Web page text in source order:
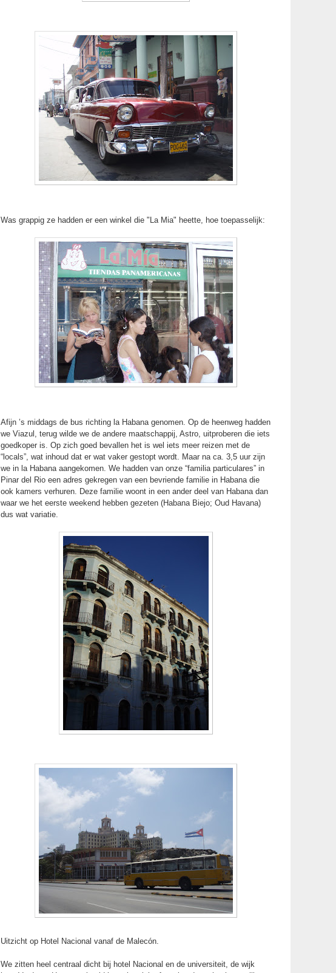
Was grappig ze hadden er een winkel die "La Mia" heette, hoe toepasselijk:
Afijn ’s middags de bus richting la Habana genomen. Op de heenweg hadden
we Viazul, terug wilde we de andere maatschappij, Astro, uitproberen die iets
goedkoper is. Op zich goed bevallen het is wel iets meer reizen met de
“locals”, wat inhoud dat er wat vaker gestopt wordt. Maar na ca. 3,5 uur zijn
we in la Habana aangekomen. We hadden van onze “familia particulares” in
Pinar del Rio een adres gekregen van een bevriende familie in Habana die
ook kamers verhuren. Deze familie woont in een ander deel van Habana dan
waar we het eerste weekend hebben gezeten (Habana Biejo; Oud Havana)
dus wat variatie.
Uitzicht op Hotel Nacional vanaf de Malecón.
We zitten heel centraal dicht bij hotel Nacional en de universiteit, de wijk